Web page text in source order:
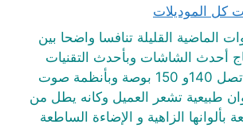
كل الموديلات
الماضية القليلة تنافسا واضحا بين
أحدث الشاشات وبأحدث التقنيات
وبأحجام متنوعة تصل 140و 150 بوصة وبأنظمة صوت
طبيعية تشعر العميل وكانه يطل من
بألوانها الزاهية و الإضاءة الساطعة